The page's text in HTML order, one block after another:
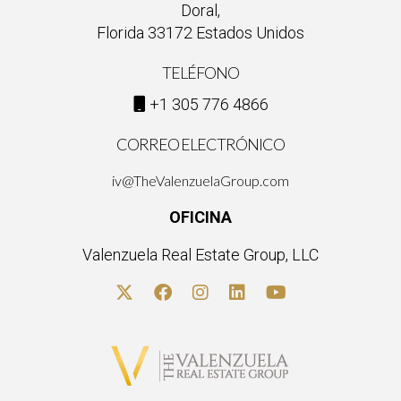
Doral,
Florida 33172 Estados Unidos
TELÉFONO
+1 305 776 4866
CORREO ELECTRÓNICO
iv@TheValenzuelaGroup.com
OFICINA
Valenzuela Real Estate Group, LLC